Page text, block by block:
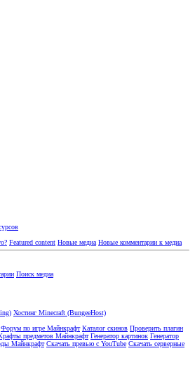
Featured content Новые медиа Новые комментарии к медиа
Поиск медиа
Хостинг Minecraft (BungeeHost)
Форум по игре Майнкрафт Каталог скинов Проверить плагин
предметов Майнкрафт Генератор картинок Генератор
Майнкрафт Скачать превью с YouTube Скачать серверные